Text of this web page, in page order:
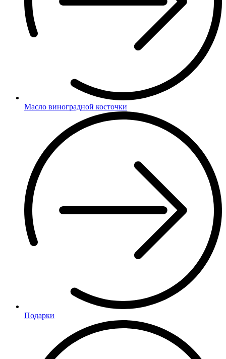
Масло виноградной косточки
Подарки